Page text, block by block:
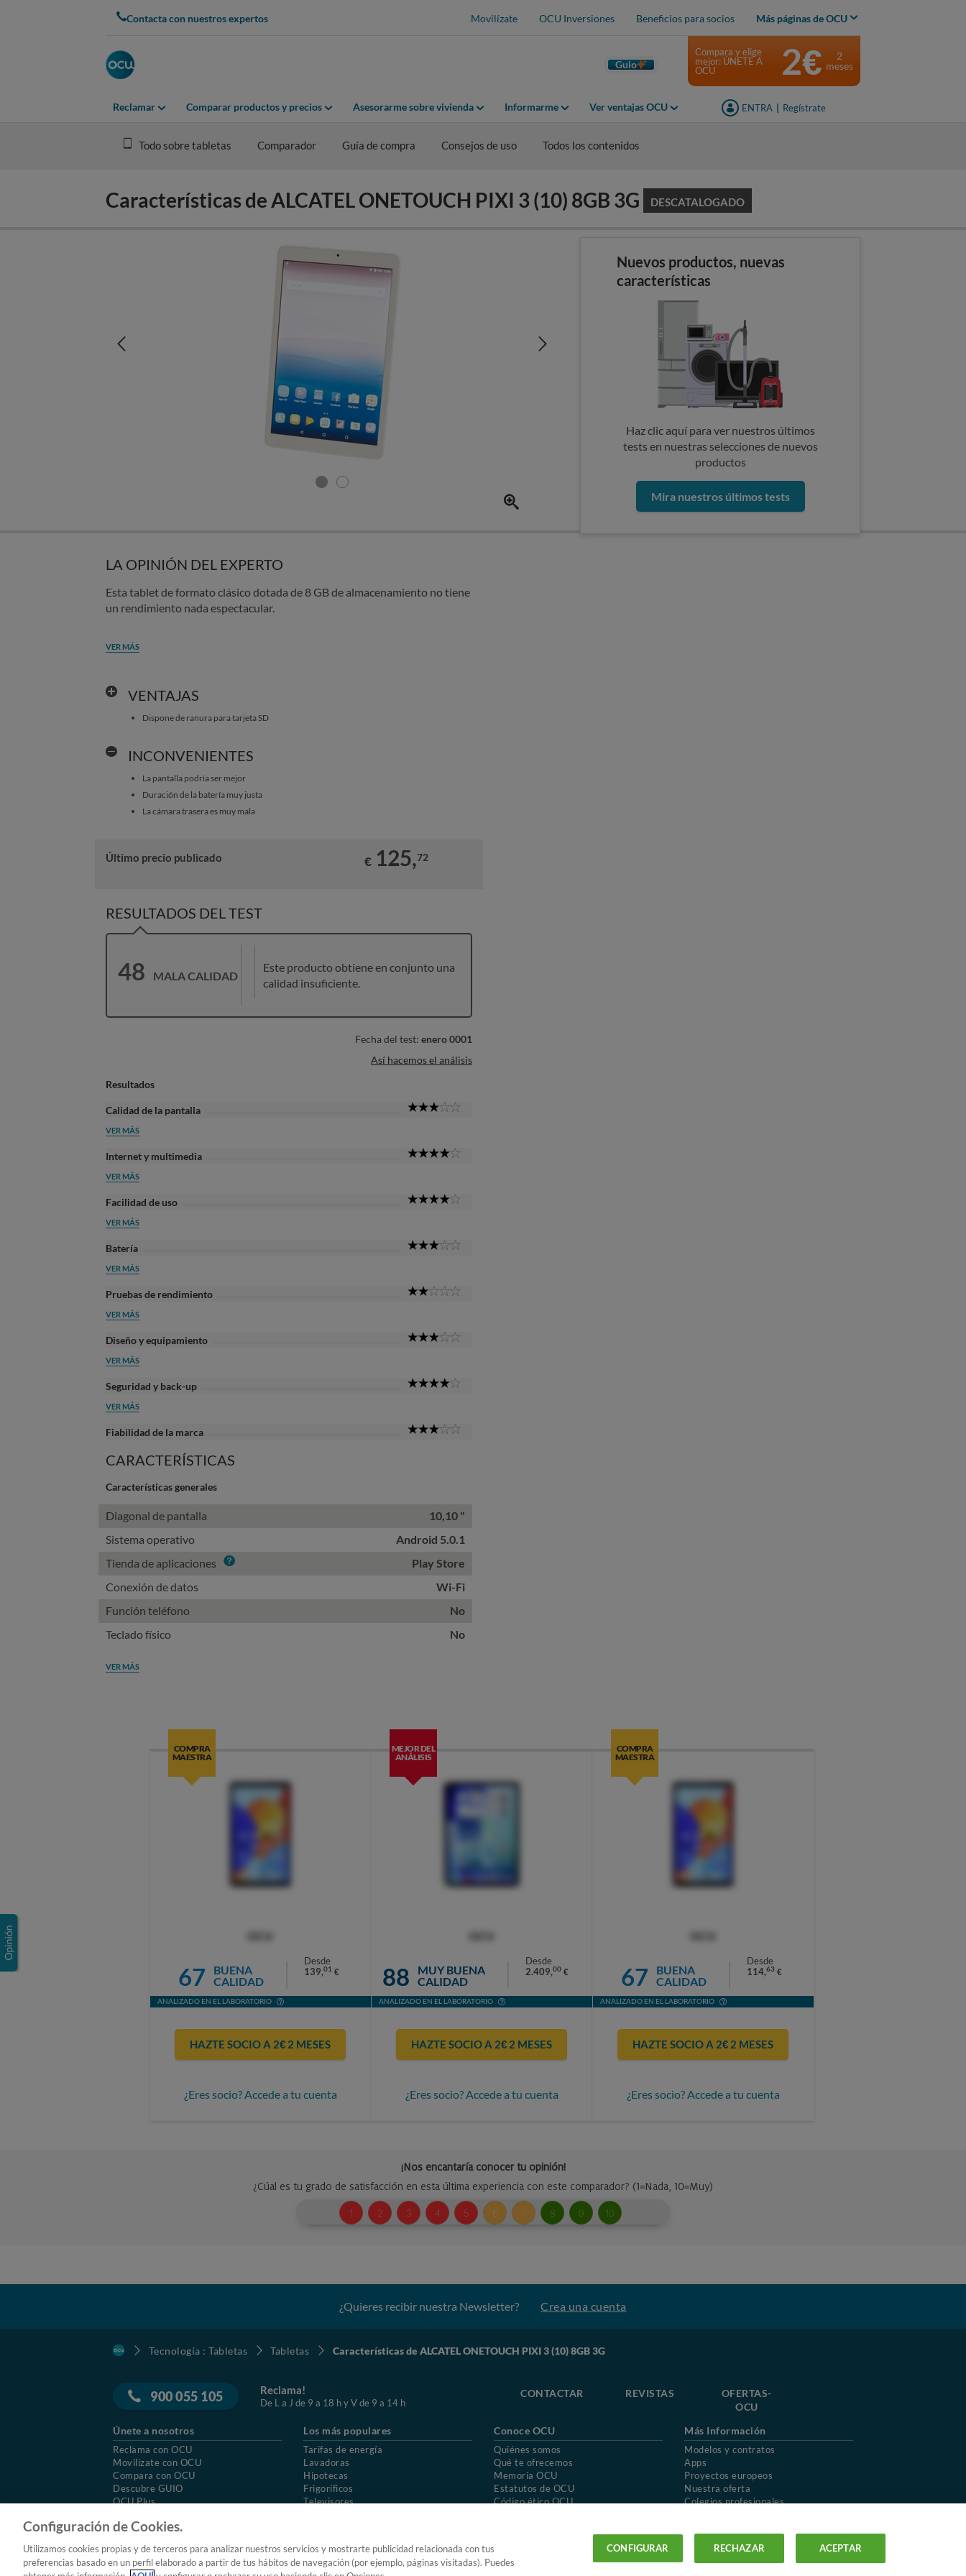
Contacta con nuestros expertos Movilízate OCU Inversiones Beneficios para socios Más páginas de OCU
Guio
Reclamar Comparar productos y precios Asesorarme sobre vivienda Informarme Ver ventajas OCU ENTRA Regístrate
Compara y elige
mejor: ÚNETE A
OCU
2€
2
meses
Todo sobre tabletas Comparador Guía de compra Consejos de uso Todos los contenidos
Características de ALCATEL ONETOUCH PIXI 3 (10) 8GB 3G DESCATALOGADO
Nuevos productos, nuevas
características
Haz clic aquí para ver nuestros últimos
tests en nuestras selecciones de nuevos
productos
Mira nuestros últimos tests
LA OPINIÓN DEL EXPERTO
Esta tablet de formato clásico dotada de 8 GB de almacenamiento no tiene
un rendimiento nada espectacular.
VER MÁS
VENTAJAS
Dispone de ranura para tarjeta SD
INCONVENIENTES
La pantalla podría ser mejor
Duración de la batería muy justa
La cámara trasera es muy mala
Último precio publicado € 125,72
RESULTADOS DEL TEST
48 MALA CALIDAD
Este producto obtiene en conjunto una
calidad insuficiente.
Fecha del test: enero 0001
Así hacemos el análisis
Resultados
Calidad de la pantalla
VER MÁS
Internet y multimedia
VER MÁS
Facilidad de uso
VER MÁS
Batería
VER MÁS
Pruebas de rendimiento
VER MÁS
Diseño y equipamiento
VER MÁS
Seguridad y back-up
VER MÁS
Fiabilidad de la marca
CARACTERÍSTICAS
Características generales
Diagonal de pantalla
10,10 "
Sistema operativo
Android 5.0.1
Tienda de aplicaciones Info
Play Store
Conexión de datos
Wi-Fi
Función teléfono
No
Teclado físico
No
VER MÁS
COMPRA
MAESTRA
67
BUENA
CALIDAD
Desde
139,01 €
ANALIZADO EN EL LABORATORIO
HAZTE SOCIO A 2€ 2 MESES
¿Eres socio? Accede a tu cuenta
MEJOR DEL
ANÁLISIS
88
MUY BUENA
CALIDAD
Desde
2.409,00 €
ANALIZADO EN EL LABORATORIO
HAZTE SOCIO A 2€ 2 MESES
¿Eres socio? Accede a tu cuenta
COMPRA
MAESTRA
67
BUENA
CALIDAD
Desde
114,63 €
ANALIZADO EN EL LABORATORIO
HAZTE SOCIO A 2€ 2 MESES
¿Eres socio? Accede a tu cuenta
¿Quieres recibir nuestra Newsletter? Crea una cuenta
Tecnología : Tabletas Tabletas Características de ALCATEL ONETOUCH PIXI 3 (10) 8GB 3G
900 055 105 Reclama!
De L a J de 9 a 18 h y V de 9 a 14 h
CONTACTAR REVISTAS
OFERTAS-
OCU
Únete a nosotros
Reclama con OCU
Movilízate con OCU
Compara con OCU
Descubre GUIO
OCU Plus
Los más populares
Tarifas de energía
Lavadoras
Hipotecas
Frigoríficos
Televisores
Conoce OCU
Quiénes somos
Qué te ofrecemos
Memoria OCU
Estatutos de OCU
Código ético OCU
Más Información
Modelos y contratos
Apps
Proyectos europeos
Nuestra oferta
Colegios profesionales
Uso del nombre y de los signos de OCU
Aviso Legal
Política de cookies
Configuración de Cookies.
Utilizamos cookies propias y de terceros para analizar nuestros servicios y mostrarte publicidad relacionada con tus
preferencias basado en un perfil elaborado a partir de tus hábitos de navegación (por ejemplo, páginas visitadas). Puedes
CONFIGURAR RECHAZAR ACEPTAR